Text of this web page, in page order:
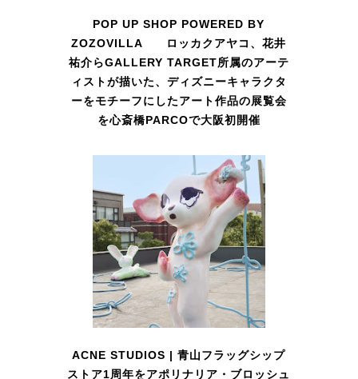
POP UP SHOP POWERED BY
ZOZOVILLA ロッカクアヤコ、花井
祐介らGALLERY TARGET所属のアーテ
ィストが描いた、ディズニーキャラクタ
ーをモチーフにしたアート作品の展覧会
を心斎橋PARCOで大阪初開催
ACNE STUDIOS | 青山フラッグシップ
ストア1周年をアポリナリア・ブロッシュ